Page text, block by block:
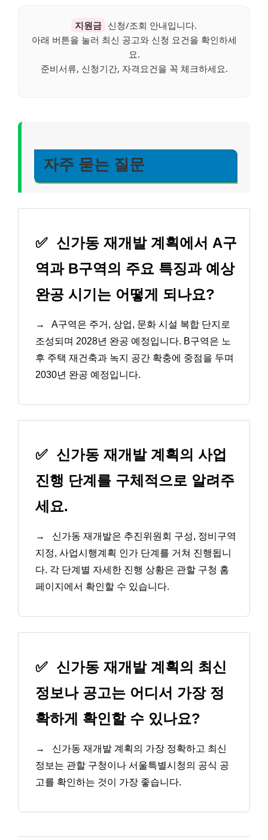
지원금 신청/조회 안내입니다.
아래 버튼을 눌러 최신 공고와 신청 요건을 확인하세
요.
준비서류, 신청기간, 자격요건을 꼭 체크하세요.
자주 묻는 질문
✅ 신가동 재개발 계획에서 A구
역과 B구역의 주요 특징과 예상
완공 시기는 어떻게 되나요?
→
A구역은 주거, 상업, 문화 시설 복합 단지로
조성되며 2028년 완공 예정입니다. B구역은 노
후 주택 재건축과 녹지 공간 확충에 중점을 두며
2030년 완공 예정입니다.
✅ 신가동 재개발 계획의 사업
진행 단계를 구체적으로 알려주
세요.
→
신가동 재개발은 추진위원회 구성, 정비구역
지정, 사업시행계획 인가 단계를 거쳐 진행됩니
다. 각 단계별 자세한 진행 상황은 관할 구청 홈
페이지에서 확인할 수 있습니다.
✅ 신가동 재개발 계획의 최신
정보나 공고는 어디서 가장 정
확하게 확인할 수 있나요?
→
신가동 재개발 계획의 가장 정확하고 최신
정보는 관할 구청이나 서울특별시청의 공식 공
고를 확인하는 것이 가장 좋습니다.